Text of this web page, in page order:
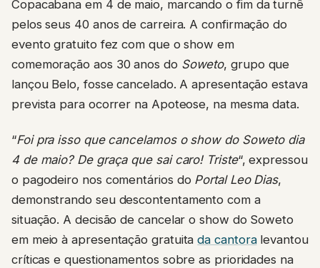
Copacabana em 4 de maio, marcando o fim da turnê
pelos seus 40 anos de carreira. A confirmação do
evento gratuito fez com que o show em
comemoração aos 30 anos do Soweto, grupo que
lançou Belo, fosse cancelado. A apresentação estava
prevista para ocorrer na Apoteose, na mesma data.
“Foi pra isso que cancelamos o show do Soweto dia
4 de maio? De graça que sai caro! Triste“, expressou
o pagodeiro nos comentários do Portal Leo Dias,
demonstrando seu descontentamento com a
situação. A decisão de cancelar o show do Soweto
em meio à apresentação gratuitada cantoralevantou
críticas e questionamentos sobre as prioridades na